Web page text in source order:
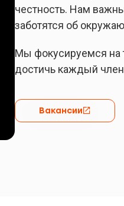
честность. Нам
заботятся об
Мы фокусируемся на
достичь каждый
Вакансии